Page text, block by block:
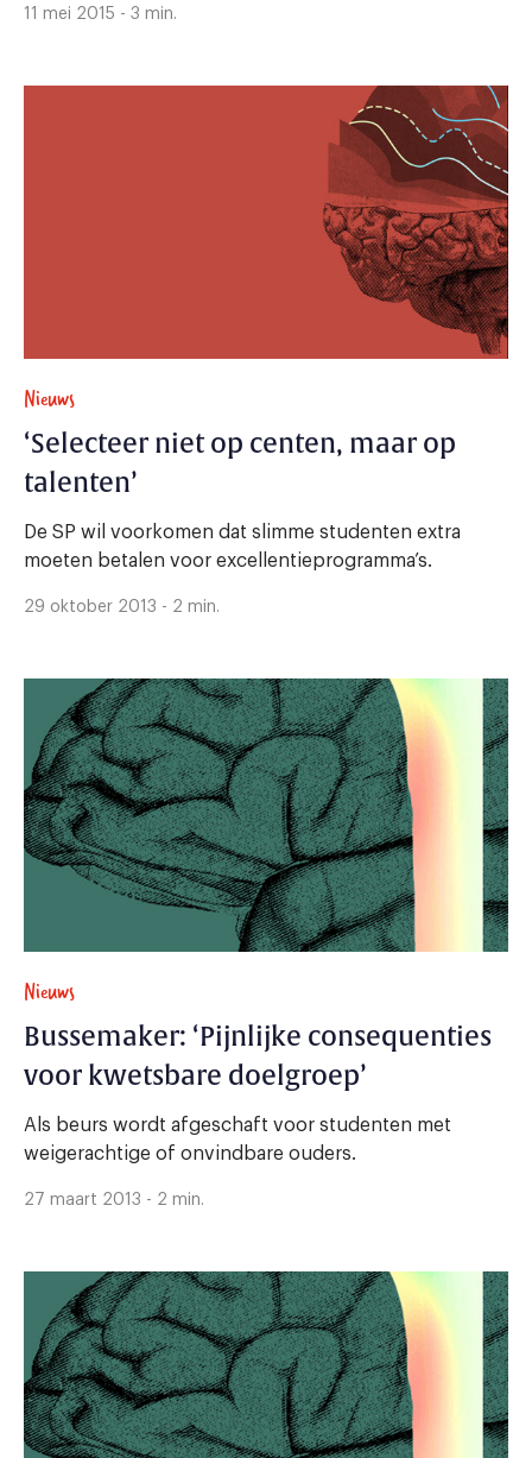
11 mei 2015 - 3 min.
Nieuws
‘Selecteer niet op centen, maar op
talenten’
De SP wil voorkomen dat slimme studenten extra
moeten betalen voor excellentieprogramma’s.
29 oktober 2013 - 2 min.
Nieuws
Bussemaker: ‘Pijnlijke consequenties
voor kwetsbare doelgroep’
Als beurs wordt afgeschaft voor studenten met
weigerachtige of onvindbare ouders.
27 maart 2013 - 2 min.